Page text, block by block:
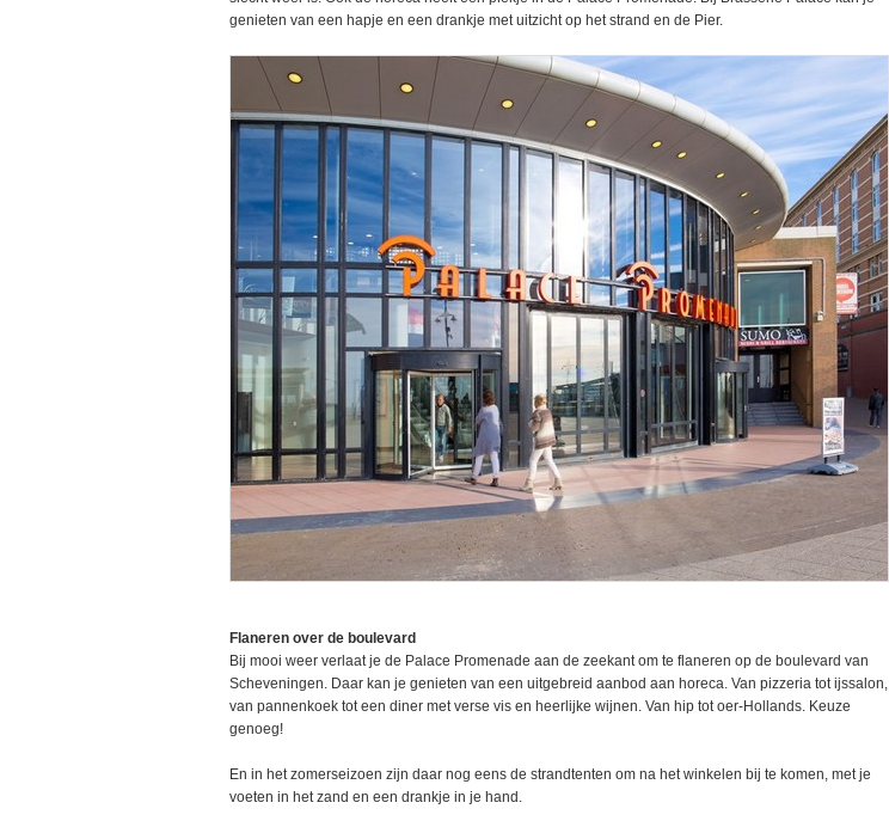
genieten van een hapje en een drankje met uitzicht op het strand en de Pier.
Flaneren over de boulevard
Bij mooi weer verlaat je de Palace Promenade aan de zeekant om te flaneren op de boulevard van
Scheveningen. Daar kan je genieten van een uitgebreid aanbod aan horeca. Van pizzeria tot ijssalon,
van pannenkoek tot een diner met verse vis en heerlijke wijnen. Van hip tot oer-Hollands. Keuze
genoeg!
En in het zomerseizoen zijn daar nog eens de strandtenten om na het winkelen bij te komen, met je
voeten in het zand en een drankje in je hand.